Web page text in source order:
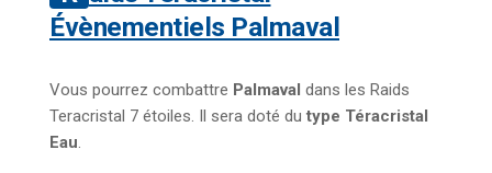
Évènementiels Palmaval
Vous pourrez combattre Palmaval dans les Raids
Teracristal 7 étoiles. Il sera doté du type Téracristal
Eau.